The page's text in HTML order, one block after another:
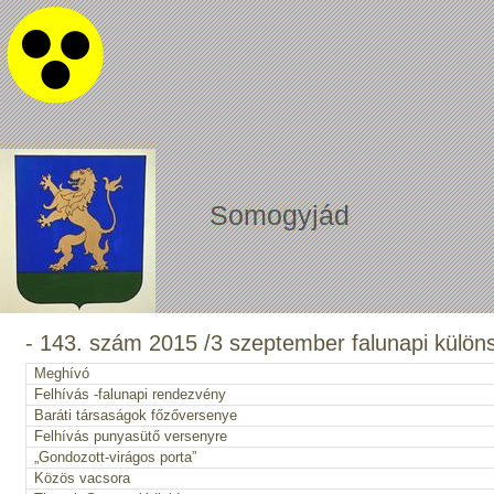
Somogyjád
- 143. szám 2015 /3 szeptember falunapi
Meghívó
Felhívás -falunapi rendezvény
Baráti társaságok főzőversenye
Felhívás punyasütő versenyre
„Gondozott-virágos porta”
Közös vacsora